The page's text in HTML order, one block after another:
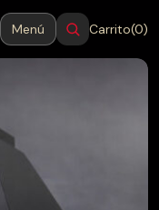
Menú Carrito(0)